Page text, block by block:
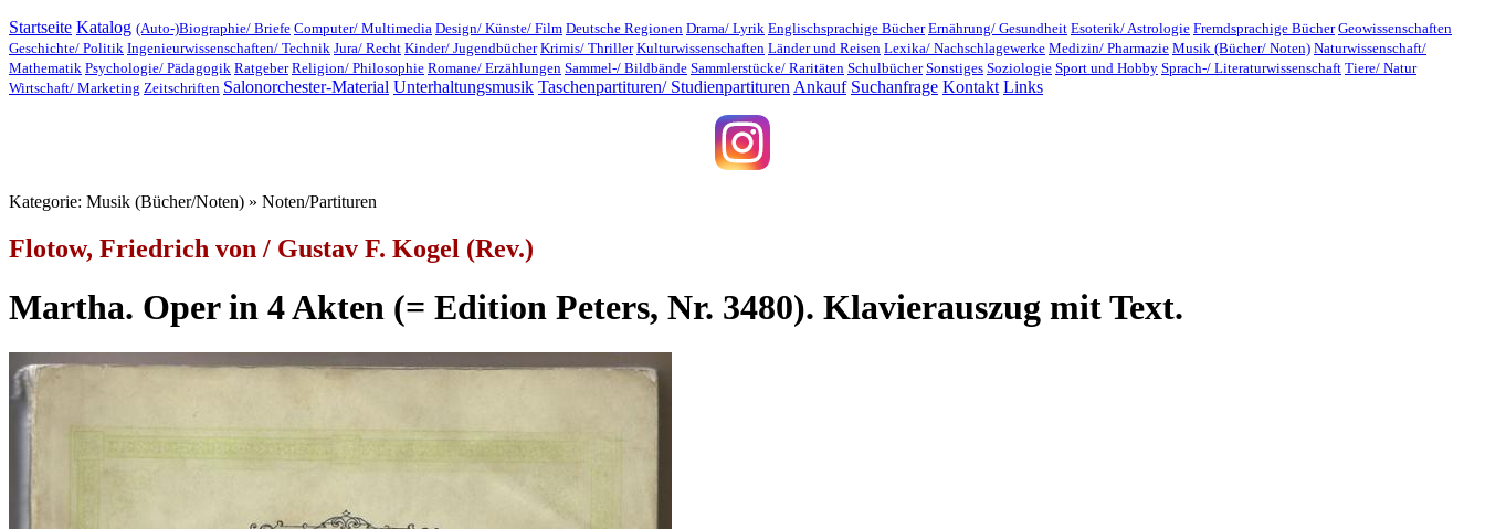
Startseite Katalog (Auto-)Biographie/ Briefe Computer/ Multimedia Design/ Künste/ Film Deutsche Regionen Drama/ Lyrik Englischsprachige Bücher Ernährung/ Gesundheit Esoterik/ Astrologie Fremdsprachige Bücher Geowissenschaften
Geschichte/ Politik Ingenieurwissenschaften/ Technik Jura/ Recht Kinder/ Jugendbücher Krimis/ Thriller Kulturwissenschaften Länder und Reisen Lexika/ Nachschlagewerke Medizin/ Pharmazie Musik (Bücher/ Noten) Naturwissenschaft/
Mathematik Psychologie/ Pädagogik Ratgeber Religion/ Philosophie Romane/ Erzählungen Sammel-/ Bildbände Sammlerstücke/ Raritäten Schulbücher Sonstiges Soziologie Sport und Hobby Sprach-/ Literaturwissenschaft Tiere/ Natur
Wirtschaft/ Marketing Zeitschriften Salonorchester-Material Unterhaltungsmusik Taschenpartituren/ Studienpartituren Ankauf Suchanfrage Kontakt Links
Kategorie: Musik (Bücher/Noten) » Noten/Partituren
Flotow, Friedrich von / Gustav F. Kogel (Rev.)
Martha. Oper in 4 Akten (= Edition Peters, Nr. 3480). Klavierauszug mit Text.